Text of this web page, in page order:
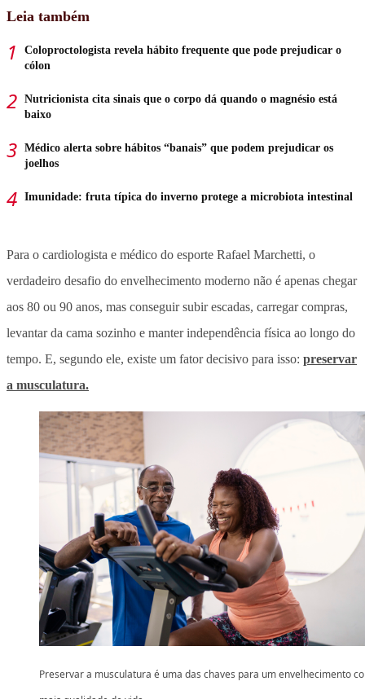
Leia também
Coloproctologista revela hábito frequente que pode prejudicar o
cólon
Nutricionista cita sinais que o corpo dá quando o magnésio está
baixo
Médico alerta sobre hábitos “banais” que podem prejudicar os
joelhos
Imunidade: fruta típica do inverno protege a microbiota intestinal
Para o cardiologista e médico do esporte Rafael Marchetti, o
verdadeiro desafio do envelhecimento moderno não é apenas chegar
aos 80 ou 90 anos, mas conseguir subir escadas, carregar compras,
levantar da cama sozinho e manter independência física ao longo do
tempo. E, segundo ele, existe um fator decisivo para isso: preservar
a musculatura.
Preservar a musculatura é uma das chaves para um envelhecimento